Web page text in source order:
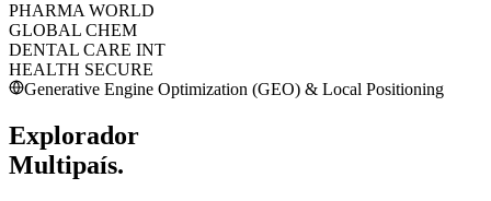
PHARMA WORLD
GLOBAL CHEM
DENTAL CARE INT
HEALTH SECURE
Generative Engine Optimization (GEO) & Local Positioning
Explorador
Multipaís.